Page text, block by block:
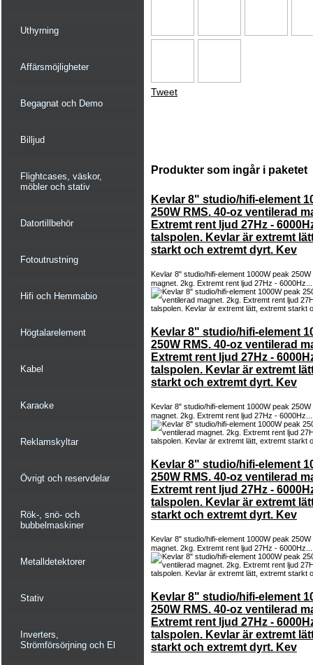
Uthyrning
Affärsmöjligheter
Begagnat och Demo
Billjud
Flightcases, väskor,
möbler och stativ
Datortillbehör
Fotoutrustning
Hifi och Hemmabio
Högtalarelement
Kabel
Karaoke
Reklamskyltar
Övrigt och reservdelar
Rök-, snö- och
bubbelmaskiner
Metalldetektorer
Stativ
Inverters,
Strömförsörjning och El
Tweet
Produkter som ingår i paketet
Kevlar 8" studio/hifi-element
250W RMS. 40-oz ventilerad
Extremt rent ljud 27Hz -
talspolen. Kevlar är extremt
starkt och extremt dyrt. Kev
Kevlar 8" studio/hifi-element 1000W peak
magnet. 2kg. Extremt rent ljud 27Hz -
Kevlar 8" studio/hifi-element
250W RMS. 40-oz ventilerad
Extremt rent ljud 27Hz -
talspolen. Kevlar är extremt
starkt och extremt dyrt. Kev
Kevlar 8" studio/hifi-element 1000W peak
magnet. 2kg. Extremt rent ljud 27Hz -
Kevlar 8" studio/hifi-element
250W RMS. 40-oz ventilerad
Extremt rent ljud 27Hz -
talspolen. Kevlar är extremt
starkt och extremt dyrt. Kev
Kevlar 8" studio/hifi-element 1000W peak
magnet. 2kg. Extremt rent ljud 27Hz -
Kevlar 8" studio/hifi-element
250W RMS. 40-oz ventilerad
Extremt rent ljud 27Hz -
talspolen. Kevlar är extremt
starkt och extremt dyrt. Kev